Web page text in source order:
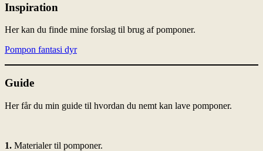
Inspiration
Her kan du finde mine forslag til brug af pomponer.
Pompon fantasi dyr
Guide
Her får du min guide til hvordan du nemt kan lave pomponer.
1. Materialer til pomponer.